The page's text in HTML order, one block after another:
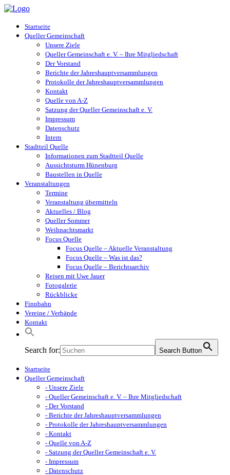
Startseite
Queller Gemeinschaft
Unsere Ziele
Queller Gemeinschaft e. V. – Ihre Mitgliedschaft
Der Vorstand
Berichte der Jahreshauptversammlungen
Protokolle der Jahreshauptversammlungen
Kontakt
Quelle von A-Z
Satzung der Queller Gemeinschaft e. V.
Impressum
Datenschutz
Intern
Stadtteil Quelle
Informationen zum Stadtteil Quelle
Aussichtsturm Hünenburg
Baustellen in Quelle
Veranstaltungen
Termine
Veranstaltung übermitteln
Aktuelles / Blog
Queller Sommer
Weihnachtsmarkt
Focus Quelle
Focus Quelle – Aktuelle Veranstaltung
Focus Quelle – Was ist das?
Focus Quelle – Berichtsarchiv
Reisen mit Uwe Jauer
Fotogalerie
Rückblicke
Finnbahn
Vereine / Verbände
Kontakt
Search for: Search Button
Startseite
Queller Gemeinschaft
- Unsere Ziele
- Queller Gemeinschaft e. V. – Ihre Mitgliedschaft
- Der Vorstand
- Berichte der Jahreshauptversammlungen
- Protokolle der Jahreshauptversammlungen
- Kontakt
- Quelle von A-Z
- Satzung der Queller Gemeinschaft e. V.
- Impressum
- Datenschutz